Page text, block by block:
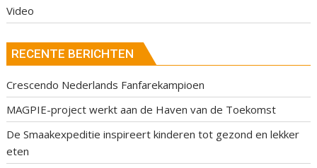
Video
RECENTE BERICHTEN
Crescendo Nederlands Fanfarekampioen
MAGPIE-project werkt aan de Haven van de Toekomst
De Smaakexpeditie inspireert kinderen tot gezond en lekker
eten